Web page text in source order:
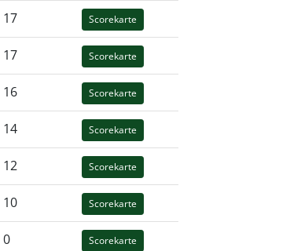
17 Scorekarte
17 Scorekarte
16 Scorekarte
14 Scorekarte
12 Scorekarte
10 Scorekarte
0 Scorekarte